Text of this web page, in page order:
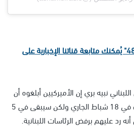
ولمتابعة كل ما يخص "عرب 48" يُمكنك متابعة قناتنا الإخبارية على
نبيه بري إن الأميركيين أبلغوه أن
الجيش الإسرائيلي سينسحب في 18 شباط الجاري ولكن سيبقى في 5
رد عليهم برفض الرئاسات اللبنانية.